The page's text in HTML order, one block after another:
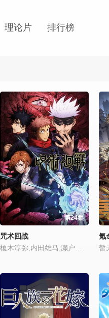
理论片 排行榜
第24集
咒术回战
氪
暂